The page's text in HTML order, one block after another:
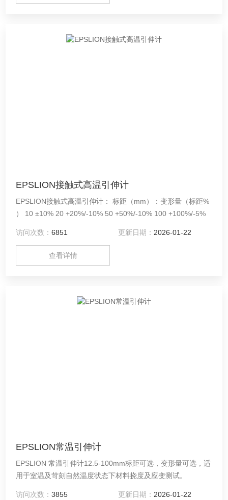
EPSLION接触式高温引伸计
EPSLION接触式高温引伸计： 标距（mm）：变形量（标距%
） 10 ±10% 20 +20%/-10% 50 +50%/-10% 100 +100%/-5%
访问次数：6851 更新日期： 2026-01-22
查看详情
EPSLION常温引伸计
EPSLION 常温引伸计12.5-100mm标距可选，变形量可选，适
用于室温及苛刻自然温度状态下材料挠度及应变测试。
访问次数：3855 更新日期： 2026-01-22